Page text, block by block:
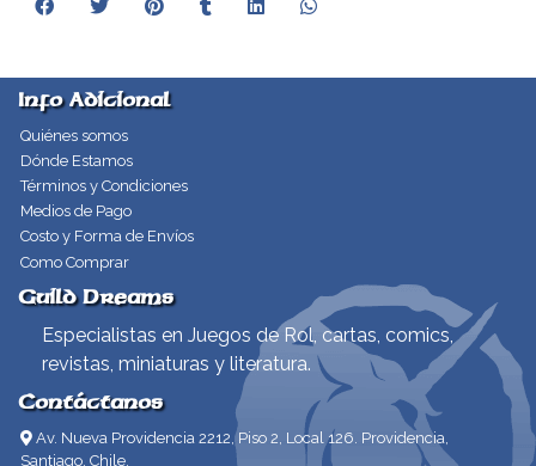
Info Adicional
Quiénes somos
Dónde Estamos
Términos y Condiciones
Medios de Pago
Costo y Forma de Envíos
Como Comprar
Guild Dreams
Especialistas en Juegos de Rol, cartas, comics,
revistas, miniaturas y literatura.
Contáctanos
Av. Nueva Providencia 2212, Piso 2, Local 126. Providencia,
Santiago, Chile.